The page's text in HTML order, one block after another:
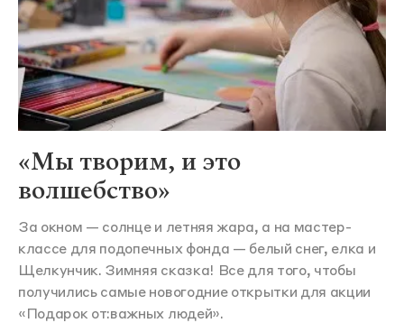
«Мы творим, и это
волшебство»
За окном — солнце и летняя жара, а на мастер-
классе для подопечных фонда — белый снег, елка и
Щелкунчик. Зимняя сказка! Все для того, чтобы
получились самые новогодние открытки для акции
«Подарок от:важных людей».